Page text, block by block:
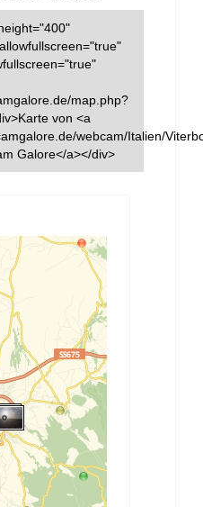
map.php?
von <a
webcam/Italien/
Galore</a></div>